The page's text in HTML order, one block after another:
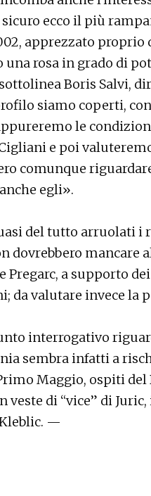
ecco il più
apprezzato proprio
una rosa in grado di
Boris Salvi,
siamo coperti,
le
e poi
comunque
egli».
del tutto arruolati i
dovrebbero mancare
Pregarc, a supporto
da valutare invece la
interrogativo
sembra infatti a
Maggio, ospiti
veste di “vice” di
—